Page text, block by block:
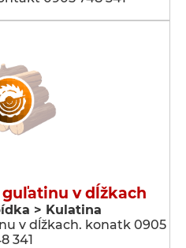
v dĺžkach
> Kulatina
v dĺžkach. konatk 0905
341